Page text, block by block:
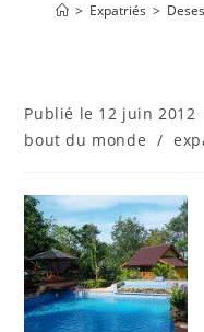
> Expatriés >
Publication
publiée :
12 juin 2012
Post
bout du monde /